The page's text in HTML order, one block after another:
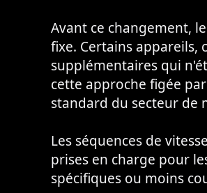
Avant ce changement,
fixe. Certains appareils,
supplémentaires qui
cette approche figée
standard du secteur de
Les séquences de
prises en charge pour
spécifiques ou moins